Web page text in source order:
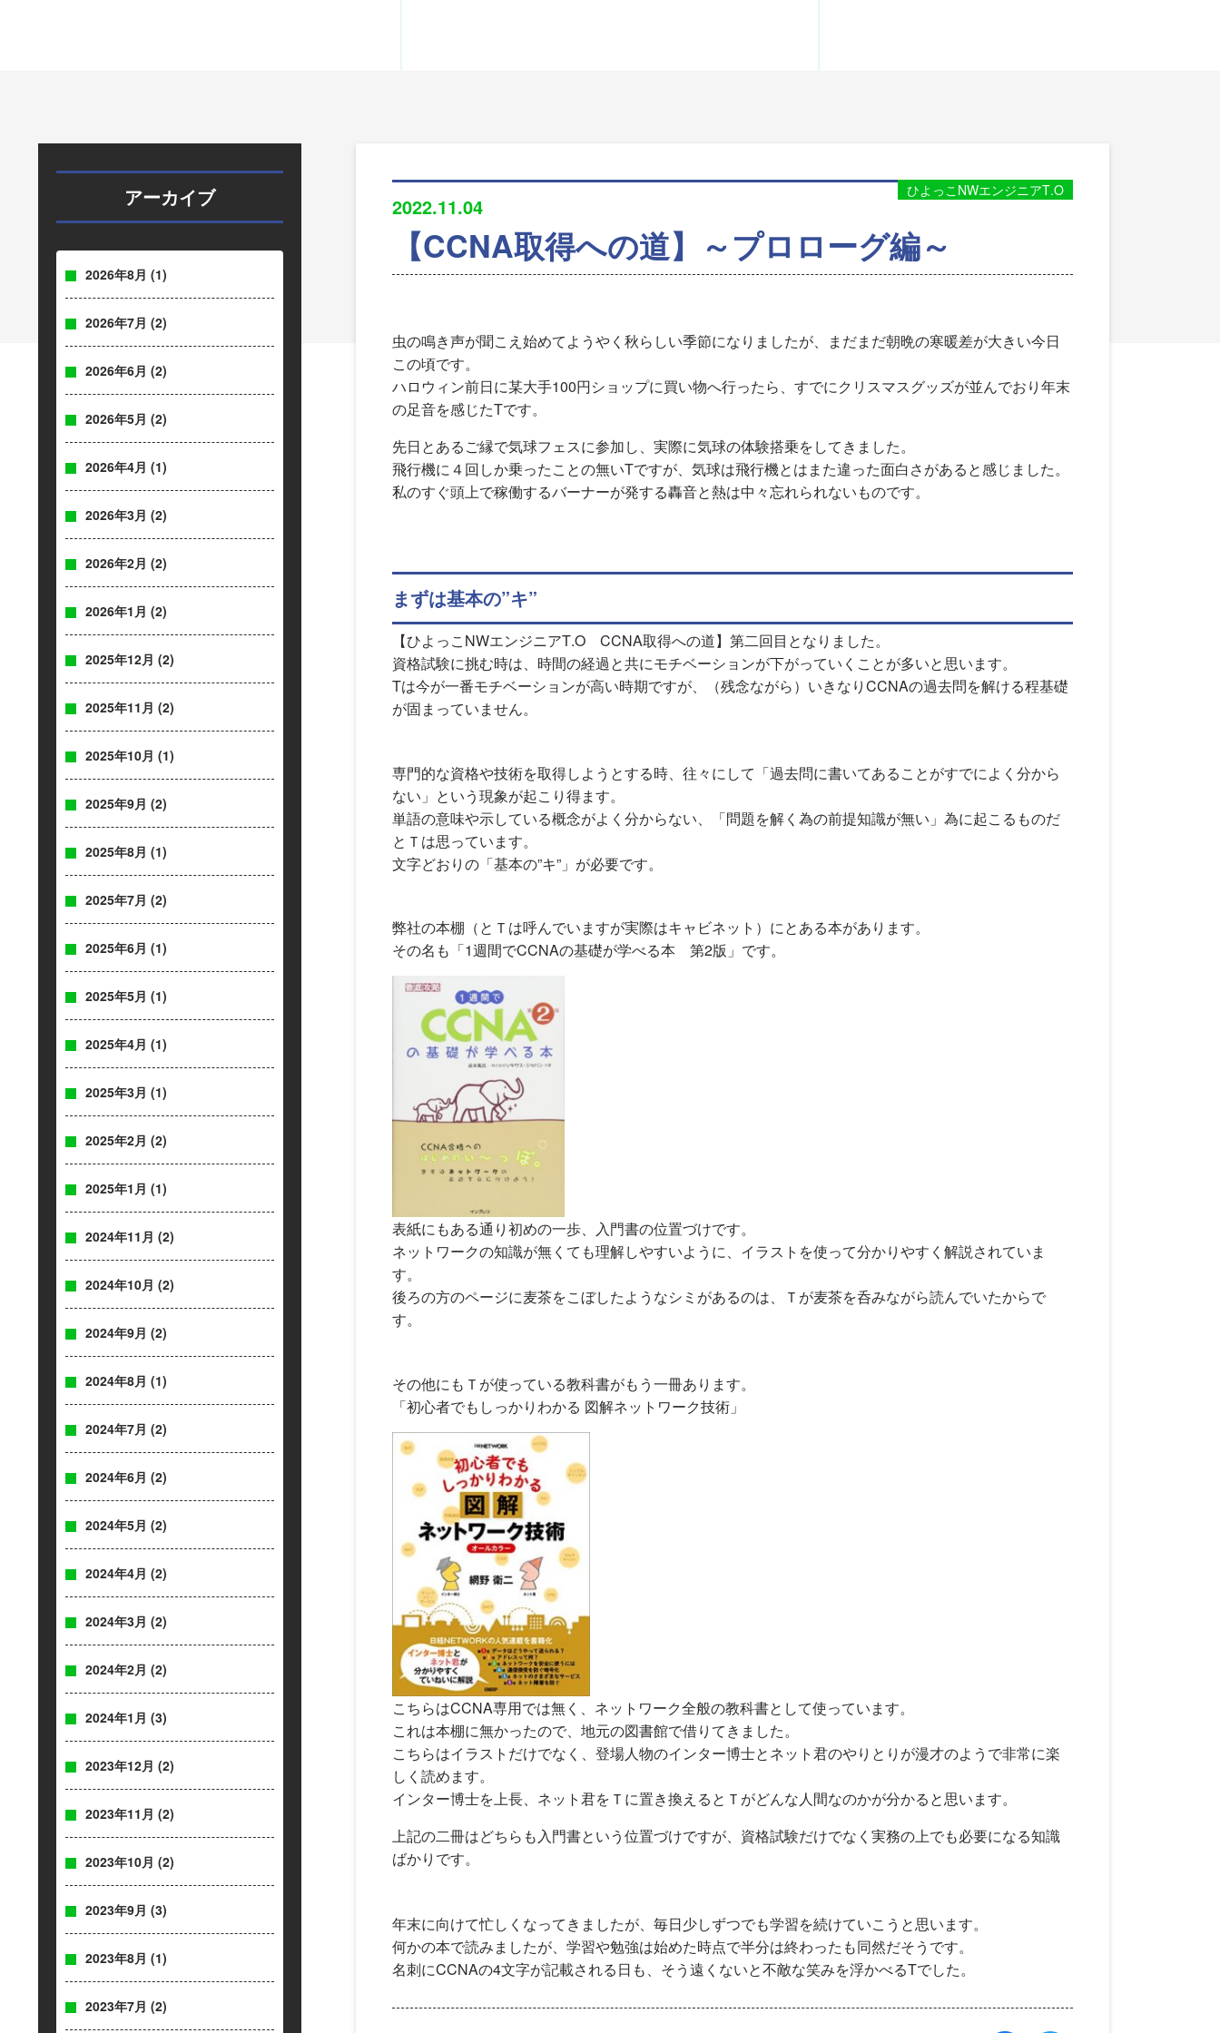
アーカイブ
2026年8月 (1)
2026年7月 (2)
2026年6月 (2)
2026年5月 (2)
2026年4月 (1)
2026年3月 (2)
2026年2月 (2)
2026年1月 (2)
2025年12月 (2)
2025年11月 (2)
2025年10月 (1)
2025年9月 (2)
2025年8月 (1)
2025年7月 (2)
2025年6月 (1)
2025年5月 (1)
2025年4月 (1)
2025年3月 (1)
2025年2月 (2)
2025年1月 (1)
2024年11月 (2)
2024年10月 (2)
2024年9月 (2)
2024年8月 (1)
2024年7月 (2)
2024年6月 (2)
2024年5月 (2)
2024年4月 (2)
2024年3月 (2)
2024年2月 (2)
2024年1月 (3)
2023年12月 (2)
2023年11月 (2)
2023年10月 (2)
2023年9月 (3)
2023年8月 (1)
2023年7月 (2)
2022.11.04
【CCNA取得への道】～プロローグ編～
ひよっこNWエンジニアT.O
虫の鳴き声が聞こえ始めてようやく秋らしい季節になりましたが、まだまだ朝晩の寒暖差が大きい今日
この頃です。
ハロウィン前日に某大手100円ショップに買い物へ行ったら、すでにクリスマスグッズが並んでおり年末
の足音を感じたTです。
先日とあるご縁で気球フェスに参加し、実際に気球の体験搭乗をしてきました。
飛行機に４回しか乗ったことの無いTですが、気球は飛行機とはまた違った面白さがあると感じました。
私のすぐ頭上で稼働するバーナーが発する轟音と熱は中々忘れられないものです。
まずは基本の”キ”
【ひよっこNWエンジニアT.O CCNA取得への道】第二回目となりました。
資格試験に挑む時は、時間の経過と共にモチベーションが下がっていくことが多いと思います。
Tは今が一番モチベーションが高い時期ですが、（残念ながら）いきなりCCNAの過去問を解ける程基礎
が固まっていません。
専門的な資格や技術を取得しようとする時、往々にして「過去問に書いてあることがすでによく分から
ない」という現象が起こり得ます。
単語の意味や示している概念がよく分からない、「問題を解く為の前提知識が無い」為に起こるものだ
とＴは思っています。
文字どおりの「基本の”キ”」が必要です。
弊社の本棚（とＴは呼んでいますが実際はキャビネット）にとある本があります。
その名も「1週間でCCNAの基礎が学べる本 第2版」です。
表紙にもある通り初めの一歩、入門書の位置づけです。
ネットワークの知識が無くても理解しやすいように、イラストを使って分かりやすく解説されていま
す。
後ろの方のページに麦茶をこぼしたようなシミがあるのは、Ｔが麦茶を呑みながら読んでいたからで
す。
その他にもＴが使っている教科書がもう一冊あります。
「初心者でもしっかりわかる 図解ネットワーク技術」
こちらはCCNA専用では無く、ネットワーク全般の教科書として使っています。
これは本棚に無かったので、地元の図書館で借りてきました。
こちらはイラストだけでなく、登場人物のインター博士とネット君のやりとりが漫才のようで非常に楽
しく読めます。
インター博士を上長、ネット君をＴに置き換えるとＴがどんな人間なのかが分かると思います。
上記の二冊はどちらも入門書という位置づけですが、資格試験だけでなく実務の上でも必要になる知識
ばかりです。
年末に向けて忙しくなってきましたが、毎日少しずつでも学習を続けていこうと思います。
何かの本で読みましたが、学習や勉強は始めた時点で半分は終わったも同然だそうです。
名刺にCCNAの4文字が記載される日も、そう遠くないと不敵な笑みを浮かべるTでした。